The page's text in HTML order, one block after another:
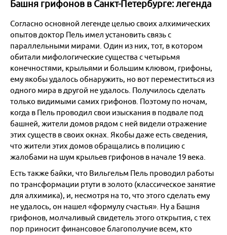
Башня грифонов в Санкт-Петербурге: легенда
Согласно основной легенде целью своих алхимических
опытов доктор Пель имел установить связь с
параллельными мирами. Один из них, тот, в котором
обитали мифологические существа с четырьмя
конечностями, крыльями и большим клювом, грифоны,
ему якобы удалось обнаружить, но вот переместиться из
одного мира в другой не удалось. Получилось сделать
только видимыми самих грифонов. Поэтому по ночам,
когда в Пель проводил свои изыскания в подвале под
башней, жители домов рядом с ней видели отражение
этих существ в своих окнах. Якобы даже есть сведения,
что жители этих домов обращались в полицию с
жалобами на шум крыльев грифонов в начале 19 века.
Есть также байки, что Вильгельм Пель проводил работы
по трансформации ртути в золото (классическое занятие
для алхимика), и, несмотря на то, что этого сделать ему
не удалось, он нашел «формулу счастья». Ну а Башня
грифонов, молчаливый свидетель этого открытия, с тех
пор приносит финансовое благополучие всем, кто